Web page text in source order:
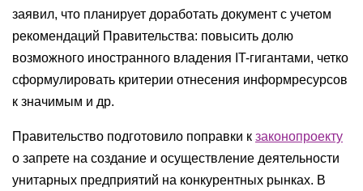
заявил, что планирует доработать документ с учетом
рекомендаций Правительства: повысить долю
возможного иностранного владения IT-гигантами, четко
сформулировать критерии отнесения информресурсов
к значимым и др.
Правительство подготовило поправки к законопроекту
о запрете на создание и осуществление деятельности
унитарных предприятий на конкурентных рынках. В